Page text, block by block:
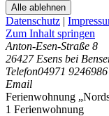
Alle ablehnen
Datenschutz |
Zum Inhalt springen
Anton-Esen-Straße 8
26427 Esens bei
Telefon04971 9246986
Email
Ferienwohnung
1 Ferienwohnung